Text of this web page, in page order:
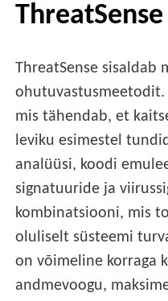
ThreatSense
ThreatSense sisaldab
ohutuvastusmeetodit.
mis tähendab, et
leviku esimestel
analüüsi, koodi
signatuuride ja
kombinatsiooni, mis
oluliselt süsteemi
on võimeline korraga
andmevoogu,